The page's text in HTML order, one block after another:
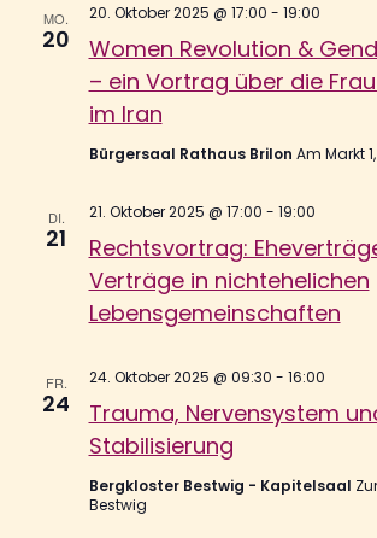
MO.
20
Women Revolution &
– ein Vortrag über die
im Iran
20. Oktober 2025 @ 17:00 - 19:00
Bürgersaal Rathaus Brilon Am Markt
DI.
21
Rechtsvortrag:
Verträge in nichtehelichen
Lebensgemeinschaften
21. Oktober 2025 @ 17:00 - 19:00
FR.
24
Trauma, Nervensystem
Stabilisierung
24. Oktober 2025 @ 09:30 - 16:00
Bergkloster Bestwig - Kapitelsaal
Bestwig